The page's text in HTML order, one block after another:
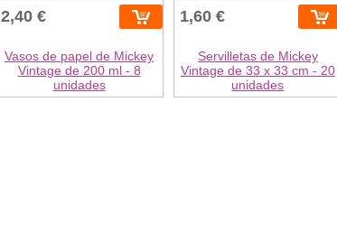
2,40 €
Vasos de papel de Mickey
Vintage de 200 ml - 8
unidades
1,60 €
Servilletas de Mickey
Vintage de 33 x 33 cm - 20
unidades